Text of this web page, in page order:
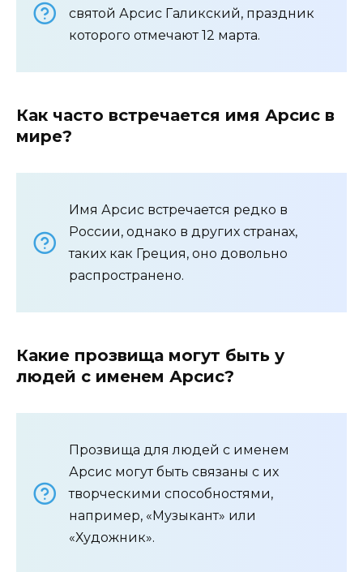
святой Арсис Галикский, праздник
которого отмечают 12 марта.
Как часто встречается имя Арсис в
мире?
Имя Арсис встречается редко в
России, однако в других странах,
таких как Греция, оно довольно
распространено.
Какие прозвища могут быть у
людей с именем Арсис?
Прозвища для людей с именем
Арсис могут быть связаны с их
творческими способностями,
например, «Музыкант» или
«Художник».